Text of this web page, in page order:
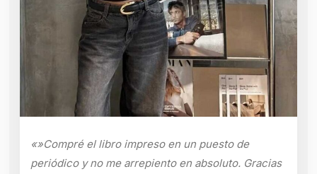
«»Compré el libro impreso en un puesto de
periódico y no me arrepiento en absoluto. Gracias